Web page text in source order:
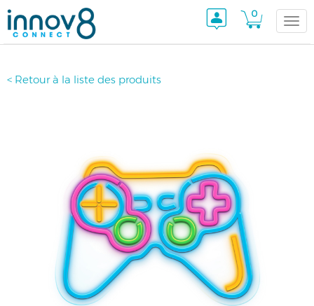
0
< Retour à la liste des produits